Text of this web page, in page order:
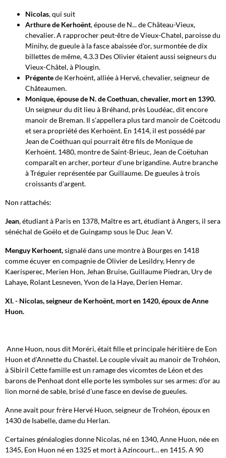
Nicolas, qui suit
Arthure de Kerhoënt, épouse de N... de Château-Vieux,
chevalier. A rapprocher peut-être de Vieux-Chatel, paroisse du
Minihy, de gueule à la fasce abaissée d'or, surmontée de dix
billettes de même, 4.3.3 Des Olivier étaient aussi seigneurs du
Vieux-Châtel, à Plougin.
Prégentede Kerhoënt, alliée à Hervé, chevalier, seigneur de
Châteaumen.
Monique, épouse de N. de Coethuan, chevalier, mort en 1390.
Un seigneur du dit lieu à Bréhand, près Loudéac, dit encore
manoir de Breman. Il s'appellera plus tard manoir de Coëtcodu
et sera propriété des Kerhoënt. En 1414, il est possédé par
Jean de Coëthuan qui pourrait être fils de Monique de
Kerhoënt. 1480, montre de Saint-Brieuc, Jean de Coëtuhan
comparaît en archer, porteur d'une brigandine. Autre branche
à Tréguier représentée par Guillaume. De gueules à trois
croissants d'argent.
Non rattachés:
Jean, étudiant à Paris en 1378, Maître es art, étudiant à Angers, il sera
sénéchal de Goëlo et de Guingamp sous le Duc Jean V.
Menguy Kerhoent,signalé dans une montre à Bourges en 1418
comme écuyer en compagnie de Olivier de Lesildry, Henry de
Kaerisperec, Merien Hon, Jehan Bruise, Guillaume Piedran, Ury de
Lahaye, Rolant Lesneven, Yvon de la Haye, Derien Hemar.
XI. - Nicolas, seigneur de Kerhoënt, mort en 1420, époux de Anne
Huon.
Anne Huon, nous dit Moréri, était fille et principale héritière de Eon
Huon et d'Annette du Chastel. Le couple vivait au manoir de Trohéon,
à Sibiril Cette famille est un ramage des vicomtes de Léon et des
barons de Penhoat dont elle porte les symboles sur ses armes: d'or au
lion morné de sable, brisé d'une fasce en devise de gueules.
Anne avait pour frère Hervé Huon, seigneur de Trohéon, époux en
1430 de Isabelle, dame du Herlan.
Certaines généalogies donne Nicolas, né en 1340, Anne Huon, née en
1345, Eon Huon né en 1325 et mort à Azincourt… en 1415. A 90